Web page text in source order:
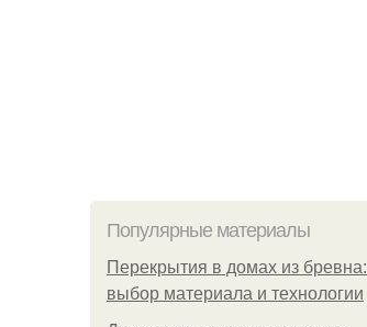
Популярные материалы
Перекрытия в домах из бревна:
выбор материала и технологии